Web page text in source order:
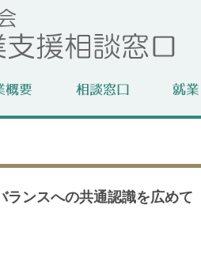
ランスへの共通認識を広めて